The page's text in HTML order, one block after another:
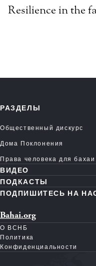
Resilience in the
РАЗДЕЛЫ
Общественный дискурс
Дома Поклонения
Права человека для бахаи
ВИДЕО
ПОДКАСТЫ
ПОДПИШИТЕСЬ НА
Bahai.org
О ВСНБ
Политика
Конфиденциальности